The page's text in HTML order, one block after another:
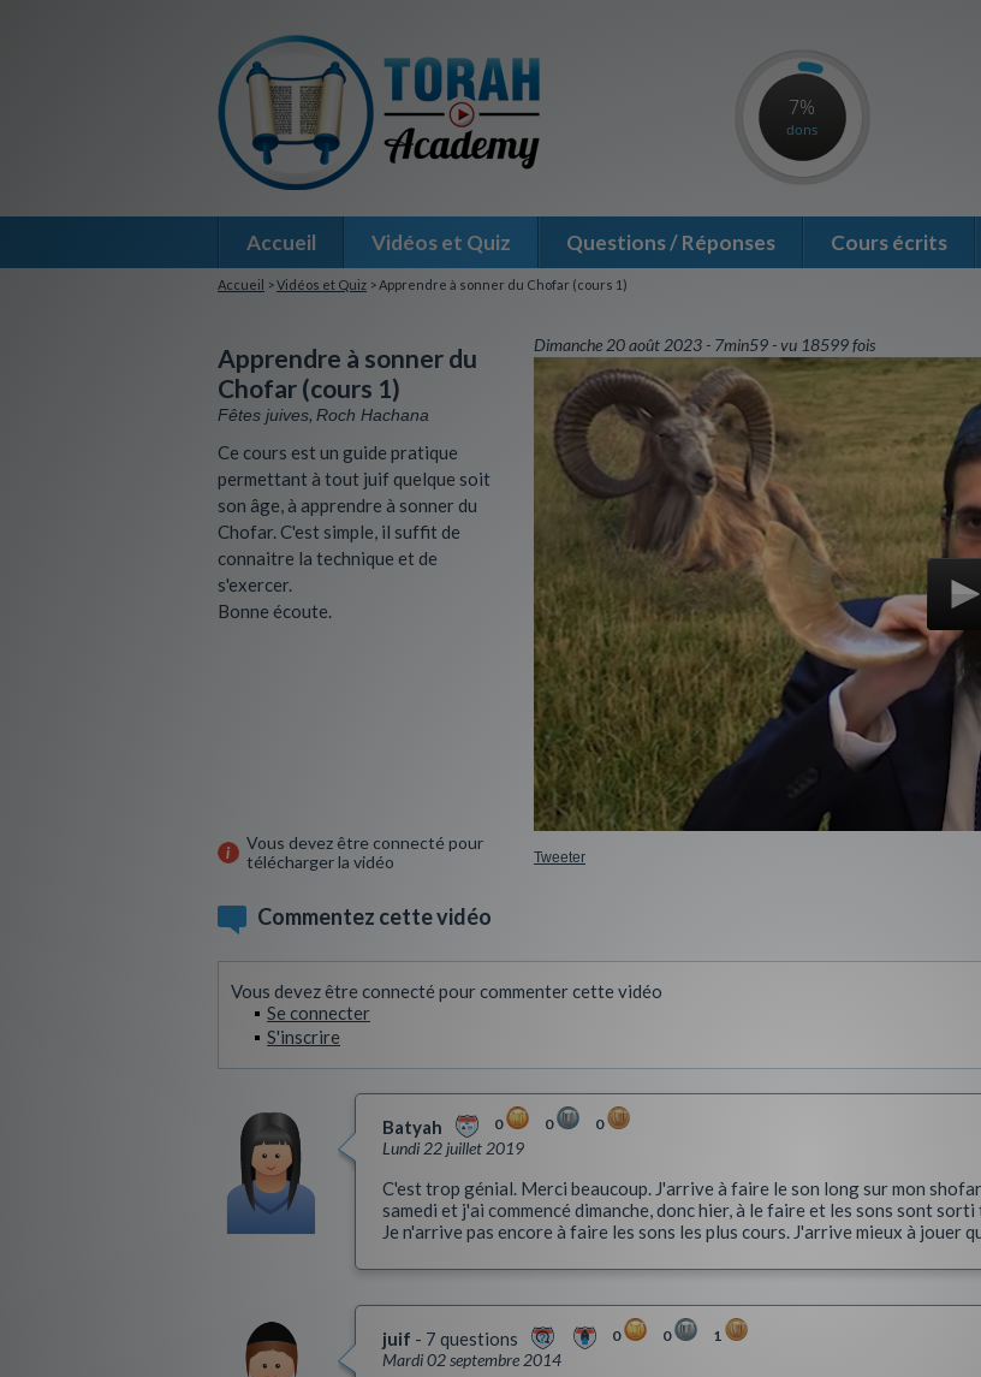
7%
dons
Accueil Vidéos et Quiz Questions / Réponses Cours écrits
Accueil >Vidéos et Quiz > Apprendre à sonner du Chofar (cours 1)
Apprendre à sonner du
Chofar (cours 1)
Fêtes juives, Roch Hachana
Ce cours est un guide pratique
permettant à tout juif quelque soit
son âge, à apprendre à sonner du
Chofar. C'est simple, il suffit de
connaitre la technique et de
s'exercer.
Bonne écoute.
Vous devez être connecté pour
télécharger la vidéo
Dimanche 20 août 2023 7min59 vu 18599 fois
Tweeter
Commentez cette vidéo
Vous devez être connecté pour commenter cette vidéo
Se connecter
S'inscrire
Batyah 0 0 0
Lundi 22 juillet 2019
C'est trop génial. Merci beaucoup. J'arrive à faire le son long sur mon
samedi et j'ai commencé dimanche, donc hier, à le faire et les sons sont
Je n'arrive pas encore à faire les sons les plus cours. J'arrive mieux à jouer
juif 7 questions 0 0 1
Mardi 02 septembre 2014